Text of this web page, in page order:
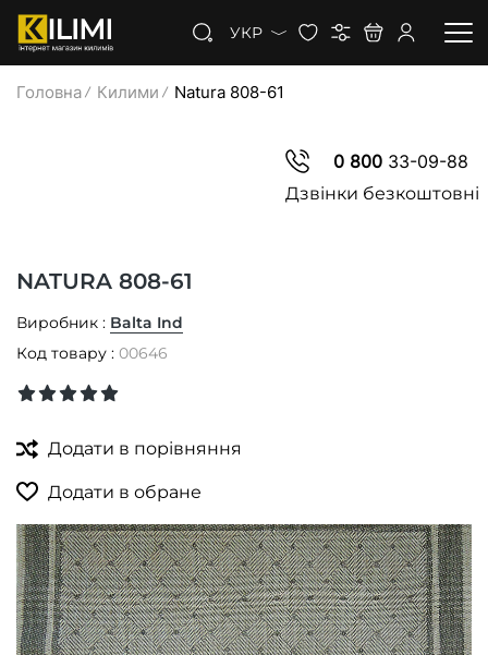
УКР
Головна Килими Natura 808-61
0 80033-09-88
Дзвінки безкоштовні
NATURA 808-61
Виробник : Balta Ind
Код товару : 00646
Додати в порівняння
Додати в обране